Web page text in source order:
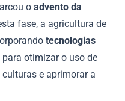
o advento da
fase, a agricultura de
tecnologias
para otimizar o uso de
e aprimorar a